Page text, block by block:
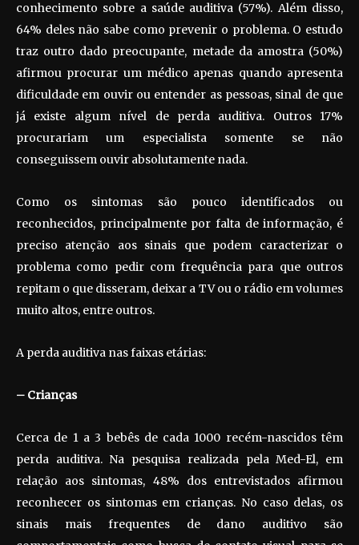
conhecimento sobre a saúde auditiva (57%). Além disso,
64% deles não sabe como prevenir o problema. O estudo
traz outro dado preocupante, metade da amostra (50%)
afirmou procurar um médico apenas quando apresenta
dificuldade em ouvir ou entender as pessoas, sinal de que
já existe algum nível de perda auditiva. Outros 17%
procurariam um especialista somente se não
conseguissem ouvir absolutamente nada.
Como os sintomas são pouco identificados ou
reconhecidos, principalmente por falta de informação, é
preciso atenção aos sinais que podem caracterizar o
problema como pedir com frequência para que outros
repitam o que disseram, deixar a TV ou o rádio em volumes
muito altos, entre outros.
A perda auditiva nas faixas etárias:
– Crianças
Cerca de 1 a 3 bebês de cada 1000 recém-nascidos têm
perda auditiva. Na pesquisa realizada pela Med-El, em
relação aos sintomas, 48% dos entrevistados afirmou
reconhecer os sintomas em crianças. No caso delas, os
sinais mais frequentes de dano auditivo são